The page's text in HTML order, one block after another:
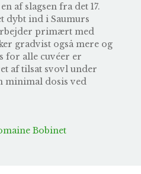
af slagsen fra det 17.
dybt ind i Saumurs
primært med
gradvist også mere og
for alle cuvéer er
af tilsat svovl under
minimal dosis ved
Bobinet